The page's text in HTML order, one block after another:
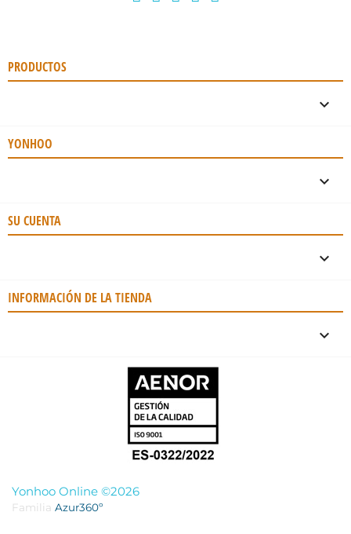
PRODUCTOS

YONHOO

SU CUENTA

INFORMACIÓN DE LA TIENDA
keyboard_arrow_down
Yonhoo Online ©2026
Familia Azur360º